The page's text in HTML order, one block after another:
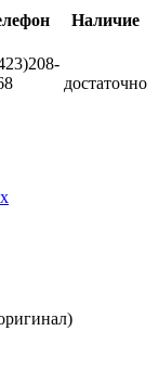
Наличие
достаточно